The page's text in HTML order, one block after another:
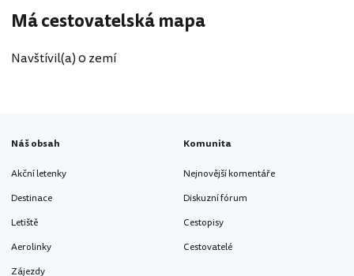
Má cestovatelská mapa
Navštívil(a) 0 zemí
Náš obsah
Akční letenky
Destinace
Letiště
Aerolinky
Zájezdy
Komunita
Nejnovější komentáře
Diskuzní fórum
Cestopisy
Cestovatelé